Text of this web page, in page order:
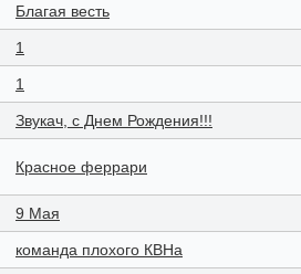
Благая весть
1
1
Звукач, с Днем Рождения!!!
Красное феррари
9 Мая
команда плохого КВНа